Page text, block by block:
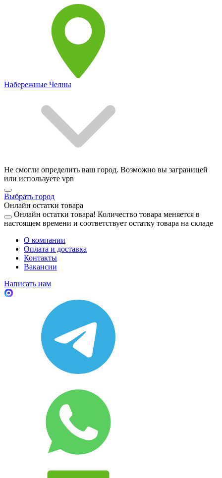
Набережные Челны
Не смогли определить ваш город. Возможно вы заграницей
или используете vpn
Выбрать город
Онлайн остатки товара
Онлайн остатки товара! Количество товара меняется в
настоящем времени и соответствует остатку товара на складе
О компании
Оплата и доставка
Контакты
Вакансии
Написать нам